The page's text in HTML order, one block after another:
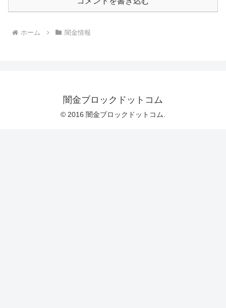
ホーム 闇金情報
闇金ブロックドットコム
© 2016 闇金ブロックドットコム.